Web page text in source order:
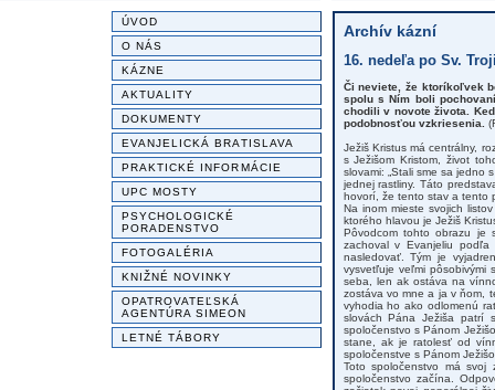
ÚVOD
O NÁS
KÁZNE
AKTUALITY
DOKUMENTY
EVANJELICKÁ BRATISLAVA
PRAKTICKÉ INFORMÁCIE
UPC MOSTY
PSYCHOLOGICKÉ
PORADENSTVO
FOTOGALÉRIA
KNIŽNÉ NOVINKY
OPATROVATEĽSKÁ
AGENTÚRA SIMEON
LETNÉ TÁBORY
Archív kázní
16. nedeľa po Sv.
Či neviete, že ktoríkoľvek
spolu s Ním boli
chodili v novote života.
podobnosťou vzkriesenia.
Ježiš Kristus má centrálny,
s Ježišom Kristom, život
slovami: „Stali sme sa jedno
jednej rastliny. Táto
hovorí, že tento stav a tento
Na inom mieste svojich
ktorého hlavou je Ježiš
Pôvodcom tohto obrazu je
zachoval v Evanjeliu
nasledovať. Tým je
vysvetľuje veľmi pôsobivými
seba, len ak ostáva na
zostáva vo mne a ja v ňom,
vyhodia ho ako odlomenú
slovách Pána Ježiša patrí
spoločenstvo s Pánom
stane, ak je ratolesť od
spoločenstve s Pánom
Toto spoločenstvo má
spoločenstvo začína.